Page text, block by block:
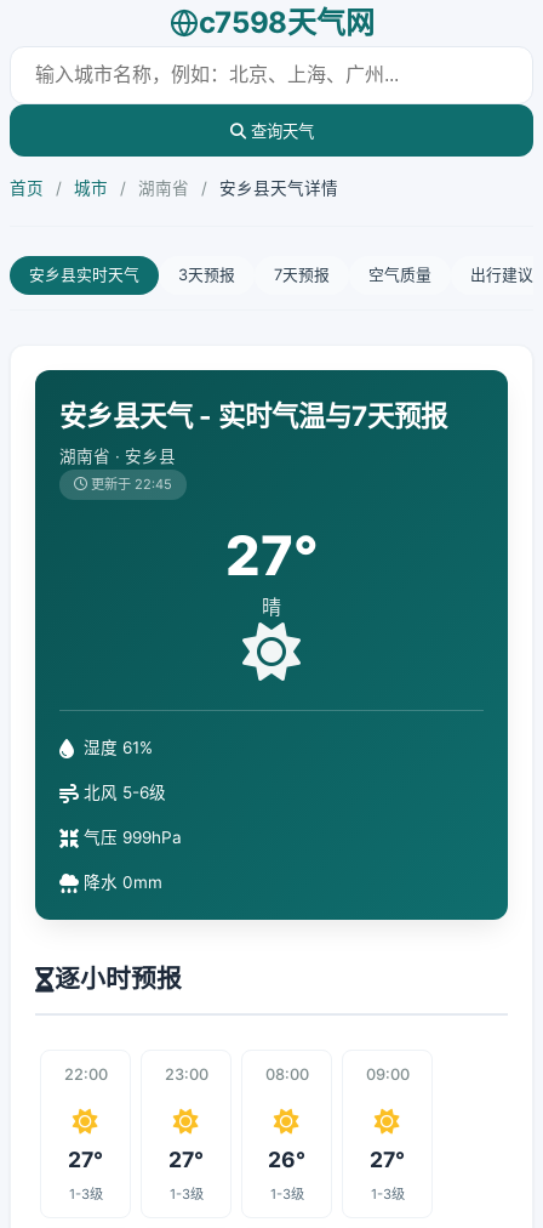
c7598天气网
查询天气
首页 / 城市 / 湖南省 / 安乡县天气详情
安乡县实时天气 3天预报 7天预报 空气质量 出行建议
安乡县天气 - 实时气温与7天预报
湖南省 · 安乡县
更新于 22:45
27°
晴
湿度 61%
北风 5-6级
气压 999hPa
降水 0mm
逐小时预报
22:00
27°
1-3级
23:00
27°
1-3级
08:00
26°
1-3级
09:00
27°
1-3级